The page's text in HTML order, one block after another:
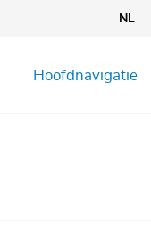
NL
Hoofdnavigatie